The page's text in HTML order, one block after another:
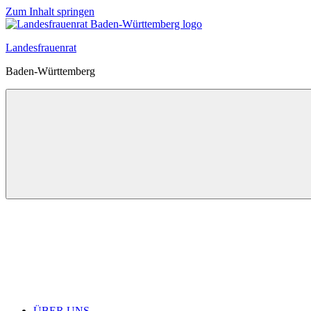
Zum Inhalt springen
Landesfrauenrat
Baden-Württemberg